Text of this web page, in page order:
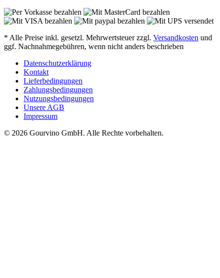
* Alle Preise inkl. gesetzl. Mehrwertsteuer zzgl. Versandkosten und
ggf. Nachnahmegebühren, wenn nicht anders beschrieben
Datenschutzerklärung
Kontakt
Lieferbedingungen
Zahlungsbedingungen
Nutzungsbedingungen
Unsere AGB
Impressum
© 2026 Gourvino GmbH. Alle Rechte vorbehalten.